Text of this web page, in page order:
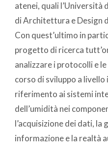
atenei, quali l’Università
di Architettura e Design
Con quest’ultimo in
progetto di ricerca
analizzare i protocolli e
corso di sviluppo a
riferimento ai sistemi
dell’umidità nei
l’acquisizione dei dati, la
informazione e la realtà